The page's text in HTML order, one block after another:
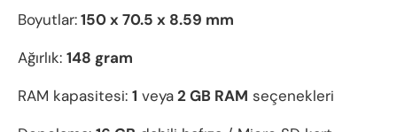
Boyutlar:150 x 70.5 x 8.59 mm
Ağırlık: 148 gram
RAM kapasitesi: 1 veya2 GB RAM seçenekleri